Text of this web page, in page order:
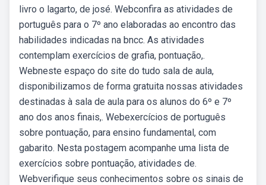
livro o lagarto, de josé. Webconfira as atividades de
português para o 7º ano elaboradas ao encontro das
habilidades indicadas na bncc. As atividades
contemplam exercícios de grafia, pontuação,.
Webneste espaço do site do tudo sala de aula,
disponibilizamos de forma gratuita nossas atividades
destinadas à sala de aula para os alunos do 6º e 7º
ano dos anos finais,. Webexercícios de português
sobre pontuação, para ensino fundamental, com
gabarito. Nesta postagem acompanhe uma lista de
exercícios sobre pontuação, atividades de.
Webverifique seus conhecimentos sobre os sinais de